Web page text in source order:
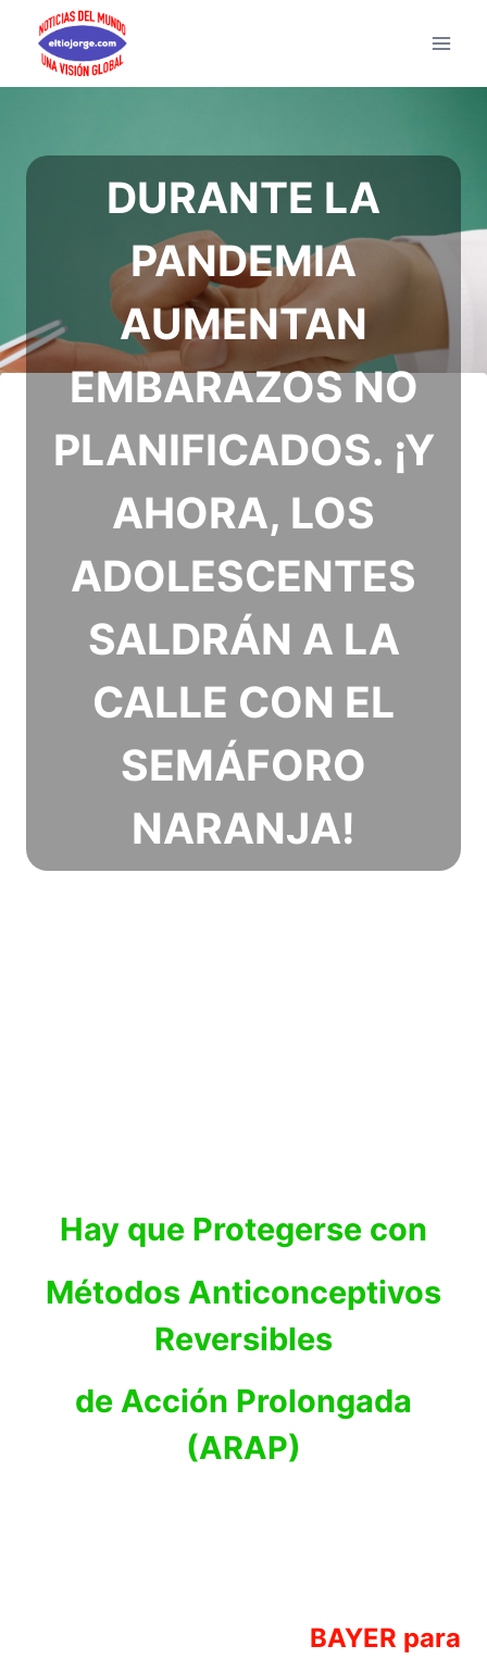
Saltar
contenido
DURANTE LA
PANDEMIA
AUMENTAN
EMBARAZOS NO
PLANIFICADOS. ¡Y
AHORA, LOS
ADOLESCENTES
SALDRÁN A LA
CALLE CON EL
SEMÁFORO
NARANJA!
Hay que Protegerse con
Métodos Anticonceptivos
Reversibles
de Acción Prolongada
(ARAP)
BAYER para